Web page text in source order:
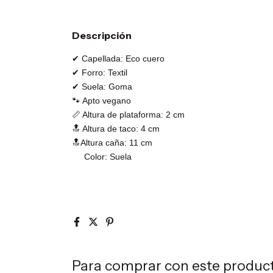
Descripción
✔ Capellada: Eco cuero
✔ Forro: Textil
✔ Suela: Goma
🐾 Apto vegano
📏 Altura de plataforma: 2 cm
🔝 Altura de taco: 4 cm
🔝Altura caña: 11 cm
Color: Suela
Para comprar con este